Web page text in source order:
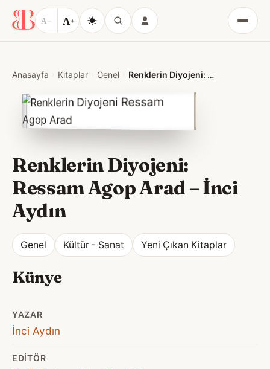
A − A+
Menü
Anasayfa Kitaplar Genel Renklerin Diyojeni: Ressam Agop Arad
Renklerin Diyojeni:
Ressam Agop Arad –İnci
Aydın
Genel Kültür - Sanat Yeni Çıkan Kitaplar
Künye
YAZAR
İnci Aydın
EDITÖR